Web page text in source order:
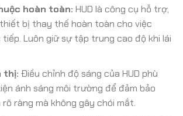
hoàn toàn: HUD là công cụ hỗ trợ,
bị thay thế hoàn toàn cho việc
Luôn giữ sự tập trung cao độ khi lái
thị: Điều chỉnh độ sáng của HUD phù
ánh sáng môi trường để đảm bảo
ràng mà không gây chói mắt.